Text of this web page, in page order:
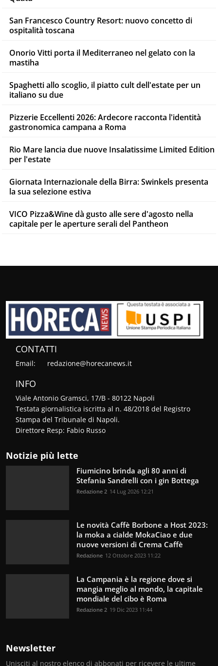
San Francesco Country Resort: nuovo concetto di
ospitalità toscana
Onorio Vitti porta il Mediterraneo nel gelato con la
mastiha
Spaghetti allo scoglio, il piatto cult dell'estate per un
italiano su due
Pizzerie Eccellenti 2026: Ardecore racconta l'identità
gastronomica campana a Roma
Rio Mare lancia due nuove Insalatissime Limited Edition
per l'estate
Giornata Internazionale della Birra: Swinkels presenta
la sua selezione estiva
VICO Pizza&Wine dà gusto alle sere d'agosto nella
capitale per le aperture serali del Pantheon
CONTATTI
Email: redazione@horecanews.it
INFO
Viale Antonio Gramsci, 17/B - 80122 Napoli
Testata giornalistica iscritta al n. 48/2018 del Registro
Stampa del Tribunale di Napoli.
Direttore Resp: Fabio Russo
Notizie più lette
Fiumicino brinda agli 80 anni di
Stefania Sandrelli con i gin Bottega
Redazione 2 14 Lug 2026 12:21
Le novità Caffè Borbone a Host 2023:
la moka a cialde MokaCiao e due
nuove versioni di Crema Caffè
Redazione 12 Ottobre 2023 11:22
La Campania è la regione dove si
mangia meglio al mondo, la capitale
mondiale del cibo è Roma
Redazione 2 19 Dic 2023 11:44
Newsletter
Unisciti al nostro elenco di abbonati per ricevere le ultime